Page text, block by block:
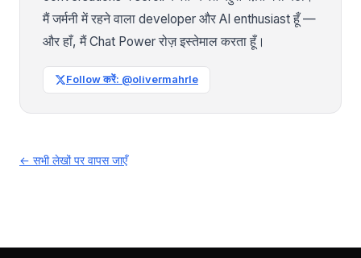
मैं जर्मनी में रहने वाला developer और AI enthusiast हूँ —
और हाँ, मैं Chat Power रोज़ इस्तेमाल करता हूँ।
Follow करें: @olivermahrle
← सभी लेखों पर वापस जाएँ